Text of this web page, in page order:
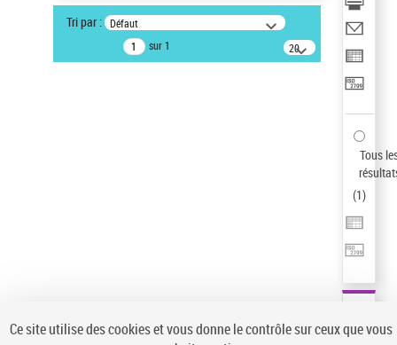
Type de notice d'autorité
Tri par : Défaut
sur 1
20
résultats/page
Tous
(1)
Ce site utilise des cookies et vous donne le contrôle sur ceux que vous